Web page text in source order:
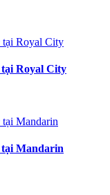
tại Royal City
tại Mandarin